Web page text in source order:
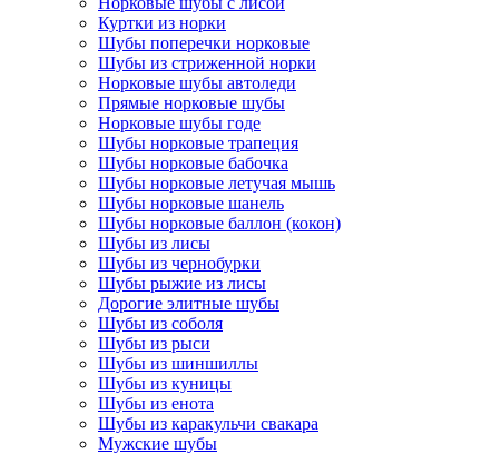
Куртки из норки
Шубы поперечки норковые
Шубы из стриженной норки
Норковые шубы автоледи
Прямые норковые шубы
Норковые шубы годе
Шубы норковые трапеция
Шубы норковые бабочка
Шубы норковые летучая мышь
Шубы норковые шанель
Шубы норковые баллон (кокон)
Шубы из лисы
Шубы из чернобурки
Шубы рыжие из лисы
Дорогие элитные шубы
Шубы из соболя
Шубы из рыси
Шубы из шиншиллы
Шубы из куницы
Шубы из енота
Шубы из каракульчи свакара
Мужские шубы